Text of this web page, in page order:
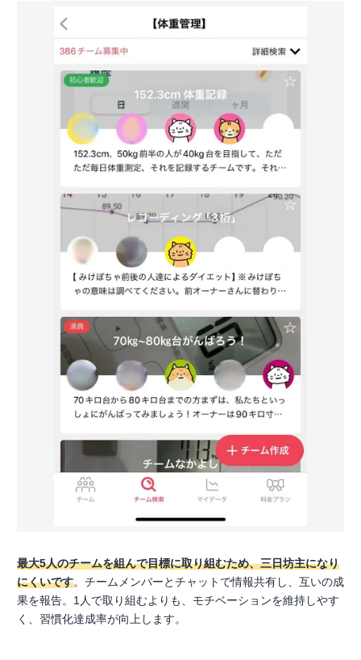
最大5人のチームを組んで目標に取り組むため、三日坊主になり
にくいです。チームメンバーとチャットで情報共有し、互いの成
果を報告。1人で取り組むよりも、モチベーションを維持しやす
く、習慣化達成率が向上します。